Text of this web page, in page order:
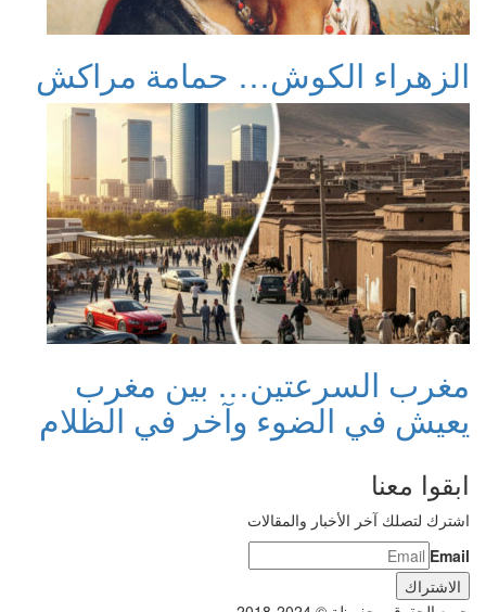
الزهراء الكوش… حمامة مراكش
مغرب السرعتين… بين مغرب
يعيش في الضوء وآخر في الظلام
ابقوا معنا
اشترك لتصلك آخر الأخبار والمقالات
Email